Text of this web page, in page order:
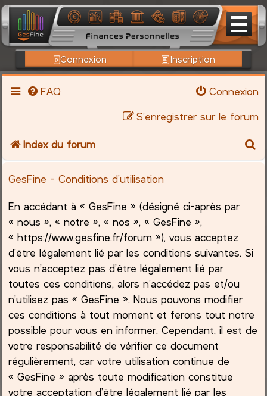
Connexion Inscription
FAQ
Connexion
S’enregistrer sur le forum
Index du forum
c
GesFine - Conditions d’utilisation
En accédant à « GesFine » (désigné ci-après par
« nous », « notre », « nos », « GesFine »,
« https://www.gesfine.fr/forum »), vous acceptez
d’être légalement lié par les conditions suivantes. Si
vous n’acceptez pas d’être légalement lié par
toutes ces conditions, alors n’accédez pas et/ou
n’utilisez pas « GesFine ». Nous pouvons modifier
ces conditions à tout moment et ferons tout notre
possible pour vous en informer. Cependant, il est de
votre responsabilité de vérifier ce document
régulièrement, car votre utilisation continue de
« GesFine » après toute modification constitue
votre acceptation d’être légalement lié par les